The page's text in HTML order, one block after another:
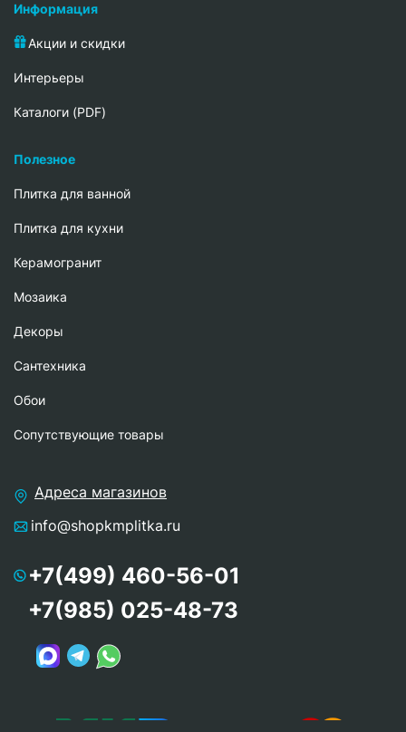
Информация
Акции и скидки
Интерьеры
Каталоги (PDF)
Полезное
Плитка для ванной
Плитка для кухни
Керамогранит
Мозаика
Декоры
Сантехника
Обои
Сопутствующие товары
Адреса магазинов
info@shopkmplitka.ru
+7(499) 460-56-01
+7(985) 025-48-73